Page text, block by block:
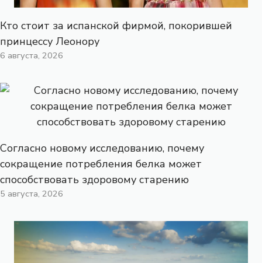
Кто стоит за испанской фирмой, покорившей
принцессу Леонору
6 августа, 2026
Согласно новому исследованию, почему
сокращение потребления белка может
способствовать здоровому старению
5 августа, 2026